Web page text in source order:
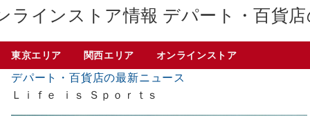
デパート・百貨
東京エリア 関西エリア オンラインストア
デパート・百貨店の最新ニュース
Ｌｉｆｅ ｉｓ Ｓｐｏｒｔｓ